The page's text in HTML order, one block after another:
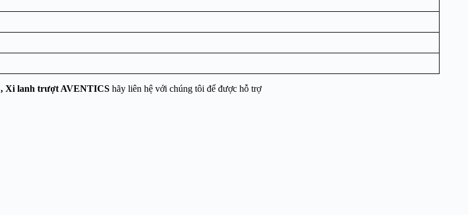
, Xi lanh trượt AVENTICS hãy liên hệ với chúng tôi để được hỗ trợ